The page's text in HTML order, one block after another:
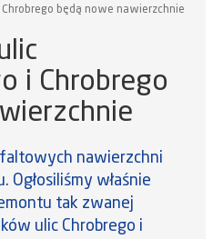
będą nowe nawierzchnie
i Chrobrego
nawierzchni
Ogłosiliśmy właśnie
tak zwanej
ulic Chrobrego i